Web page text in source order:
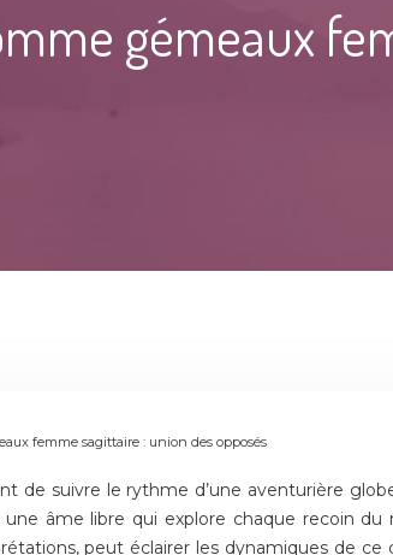
gémeaux
femme sagittaire : union des opposés
de suivre le rythme d’une aventurière
âme libre qui explore chaque recoin
peut éclairer les dynamiques de